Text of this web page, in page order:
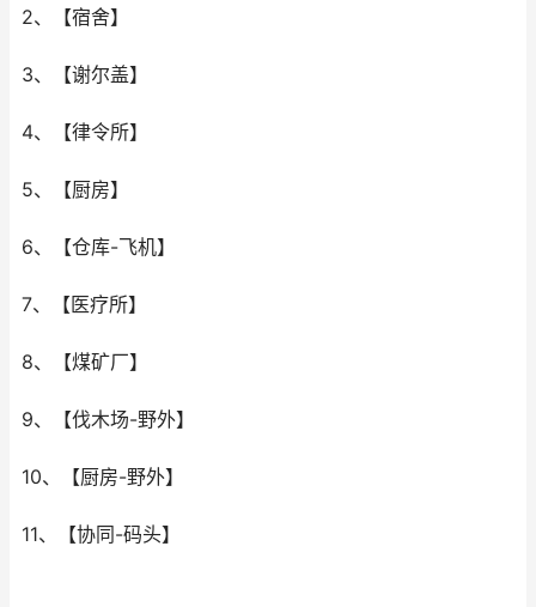
2、【宿舍】
3、【谢尔盖】
4、【律令所】
5、【厨房】
6、【仓库-飞机】
7、【医疗所】
8、【煤矿厂】
9、【伐木场-野外】
10、【厨房-野外】
11、【协同-码头】